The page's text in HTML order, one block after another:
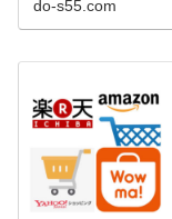
do-s55.com